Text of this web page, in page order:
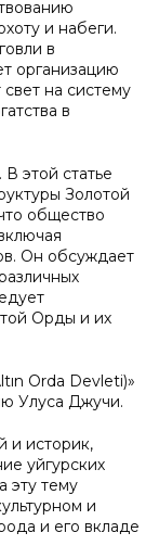
и набеги.
в
организацию
на систему
в
этой статье
Золотой
общество
Он обсуждает
Орды и их
Orda Devleti)»
Улуса Джучи.
и историк,
уйгурских
эту тему
и
и его вкладе